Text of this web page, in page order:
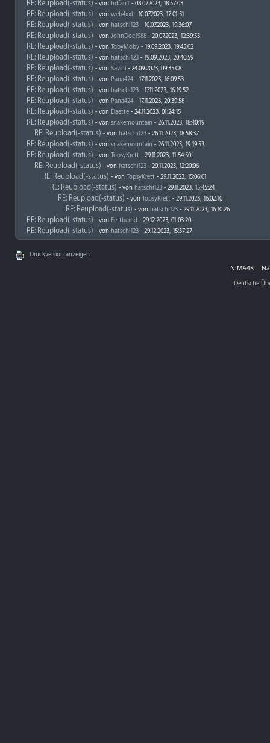
RE: Reupload(-status) - von hdfan1 - 08.07.2023, 18:57:03
RE: Reupload(-status) - von web4xxl - 10.07.2023, 17:01:51
RE: Reupload(-status) - von hatschi123 - 10.07.2023, 19:36:07
RE: Reupload(-status) - von JohnDoe1988 - 20.07.2023, 12:39:53
RE: Reupload(-status) - von TobyMoby - 19.09.2023, 19:45:02
RE: Reupload(-status) - von hatschi123 - 19.09.2023, 20:40:59
RE: Reupload(-status) - von Savini - 24.09.2023, 09:35:08
RE: Reupload(-status) - von Pana424 - 17.11.2023, 16:09:53
RE: Reupload(-status) - von hatschi123 - 17.11.2023, 16:19:52
RE: Reupload(-status) - von Pana424 - 17.11.2023, 20:39:58
RE: Reupload(-status) - von Daette - 24.11.2023, 01:24:15
RE: Reupload(-status) - von snakemountain - 26.11.2023, 18:40:19
RE: Reupload(-status) - von hatschi123 - 26.11.2023, 18:58:37
RE: Reupload(-status) - von snakemountain - 26.11.2023, 19:19:53
RE: Reupload(-status) - von TopsyKrett - 29.11.2023, 11:54:50
RE: Reupload(-status) - von hatschi123 - 29.11.2023, 12:20:06
RE: Reupload(-status) - von TopsyKrett - 29.11.2023, 15:06:01
RE: Reupload(-status) - von hatschi123 - 29.11.2023, 15:45:24
RE: Reupload(-status) - von TopsyKrett - 29.11.2023, 16:02:10
RE: Reupload(-status) - von hatschi123 - 29.11.2023, 16:10:26
RE: Reupload(-status) - von Fettbernd - 29.12.2023, 01:03:20
RE: Reupload(-status) - von hatschi123 - 29.12.2023, 15:37:27
Druckversion anzeigen
NIMA4K
Deutsche